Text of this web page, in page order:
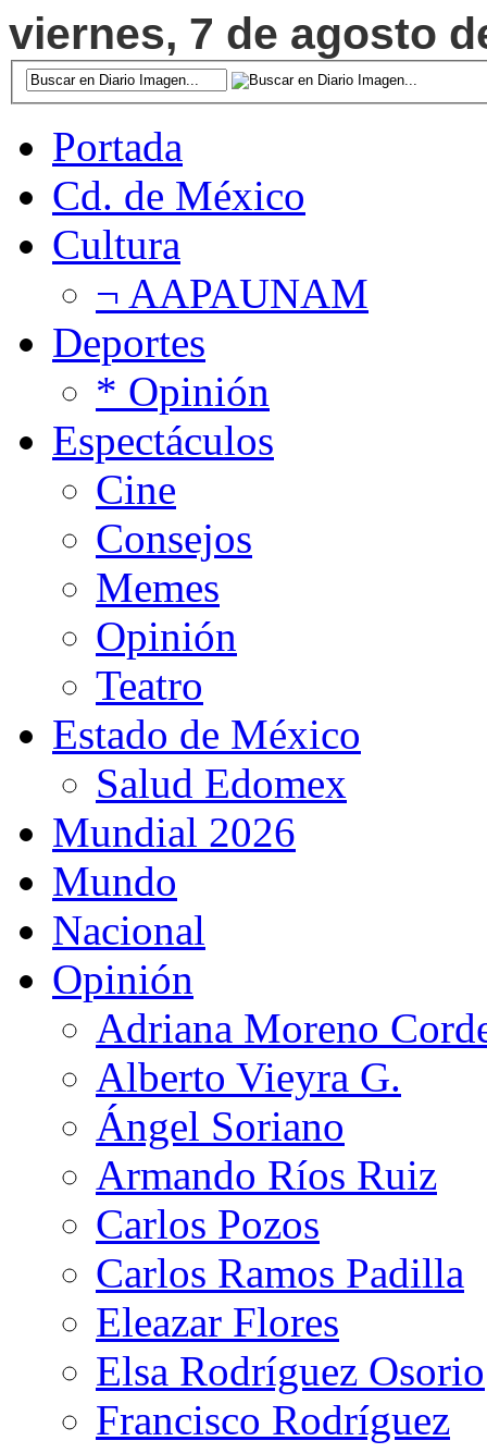
viernes, 7 de agosto
Portada
Cd. de México
Cultura
¬ AAPAUNAM
Deportes
* Opinión
Espectáculos
Cine
Consejos
Memes
Opinión
Teatro
Estado de México
Salud Edomex
Mundial 2026
Mundo
Nacional
Opinión
Adriana Moreno
Alberto Vieyra G.
Ángel Soriano
Armando Ríos Ruiz
Carlos Pozos
Carlos Ramos Padilla
Eleazar Flores
Elsa Rodríguez Osorio
Francisco Rodríguez